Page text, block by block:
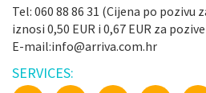
Tel: 060 88 86 31 (Cijena po pozivu
iznosi 0,50 EUR i 0,67 EUR za
E-mail:info@arriva.com.hr
SERVICES: